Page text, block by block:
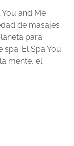
and Me
de masajes
para
El Spa You
mente, el